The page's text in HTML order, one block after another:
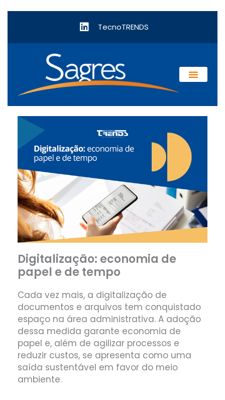
TecnoTRENDS
Digitalização: economia de
papel e de tempo
Cada vez mais, a digitalização de
documentos e arquivos tem conquistado
espaço na área administrativa. A adoção
dessa medida garante economia de
papel e, além de agilizar processos e
reduzir custos, se apresenta como uma
saída sustentável em favor do meio
ambiente.